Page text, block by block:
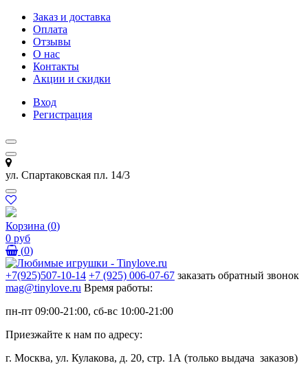
Заказ и доставка
Оплата
Отзывы
О нас
Контакты
Акции и скидки
Вход
Регистрация
ул. Спартаковская пл. 14/3
Корзина (0)
0 руб
(0)
+7(925)507-10-14 +7 (925) 006-07-67 заказать обратный звонок
mag@tinylove.ru Время работы:
пн-пт 09:00-21:00, сб-вс 10:00-21:00
Приезжайте к нам по адресу:
г. Москва, ул. Кулакова, д. 20, стр. 1А (только выдача заказов)